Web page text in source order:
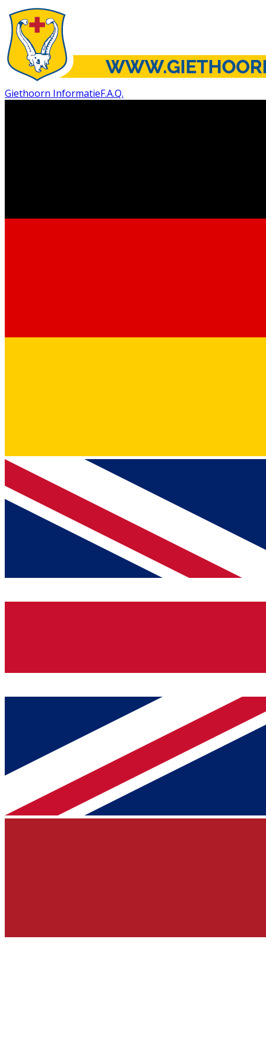
Giethoorn InformatieF.A.Q.